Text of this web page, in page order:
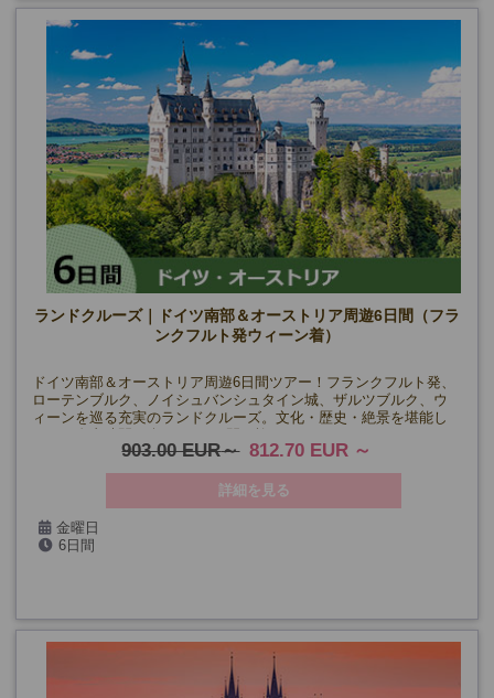
ランドクルーズ｜ドイツ南部＆オーストリア周遊6日間（フラ
ンクフルト発ウィーン着）
ドイツ南部＆オーストリア周遊6日間ツアー！フランクフルト発、
ローテンブルク、ノイシュバンシュタイン城、ザルツブルク、ウ
ィーンを巡る充実のランドクルーズ。文化・歴史・絶景を堪能し
903.00 EUR 812.70 EUR
詳細を見る
金曜日
6日間